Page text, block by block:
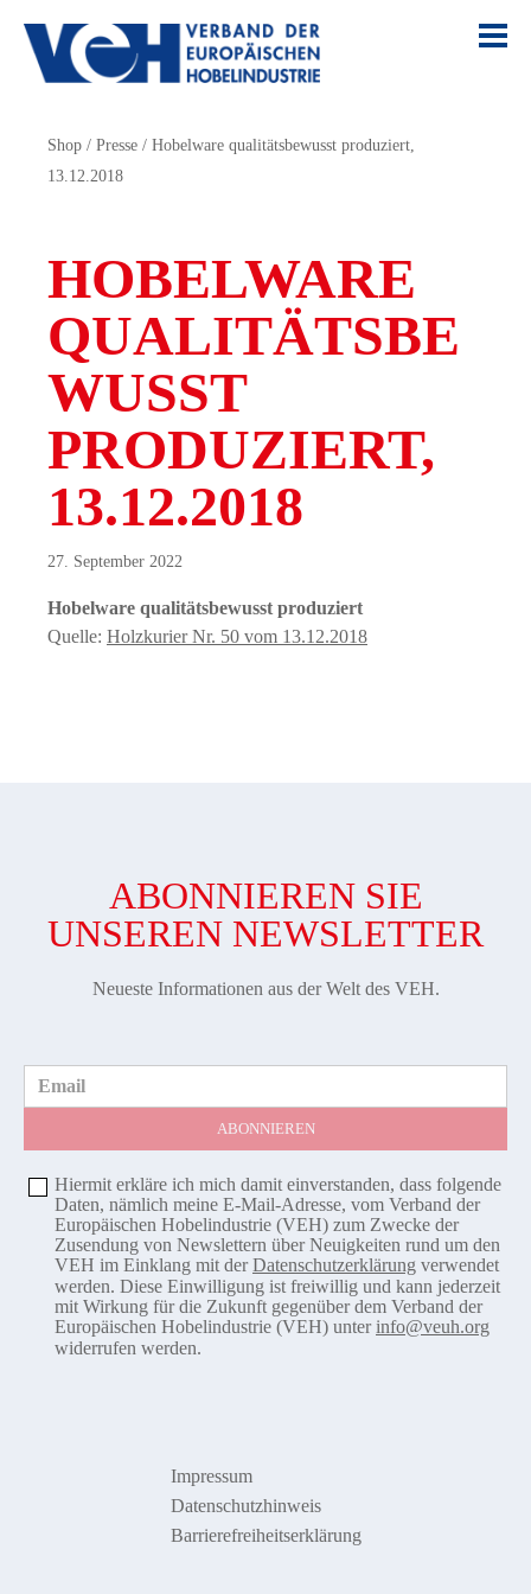
Shop / Presse / Hobelware qualitätsbewusst produziert,
13.12.2018
HOBELWARE
QUALITÄTSBE
WUSST
PRODUZIERT,
13.12.2018
27. September 2022
Hobelware qualitätsbewusst produziert
Quelle: Holzkurier Nr. 50 vom 13.12.2018
ABONNIEREN SIE
UNSEREN NEWSLETTER
Neueste Informationen aus der Welt des VEH.
Email
Hiermit erkläre ich mich damit einverstanden, dass folgende
Daten, nämlich meine E-Mail-Adresse, vom Verband der
Europäischen Hobelindustrie (VEH) zum Zwecke der
Zusendung von Newslettern über Neuigkeiten rund um den
VEH im Einklang mit derDatenschutzerklärung verwendet
werden. Diese Einwilligung ist freiwillig und kann jederzeit
mit Wirkung für die Zukunft gegenüber dem Verband der
Europäischen Hobelindustrie (VEH) unterinfo@veuh.org
widerrufen werden.
Impressum
Datenschutzhinweis
Barrierefreiheitserklärung